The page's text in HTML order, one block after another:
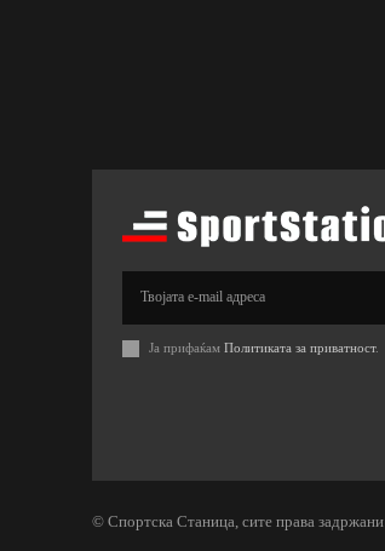
Ја прифаќам Политиката за приватност.
© Спортска Станица, сите права задржани